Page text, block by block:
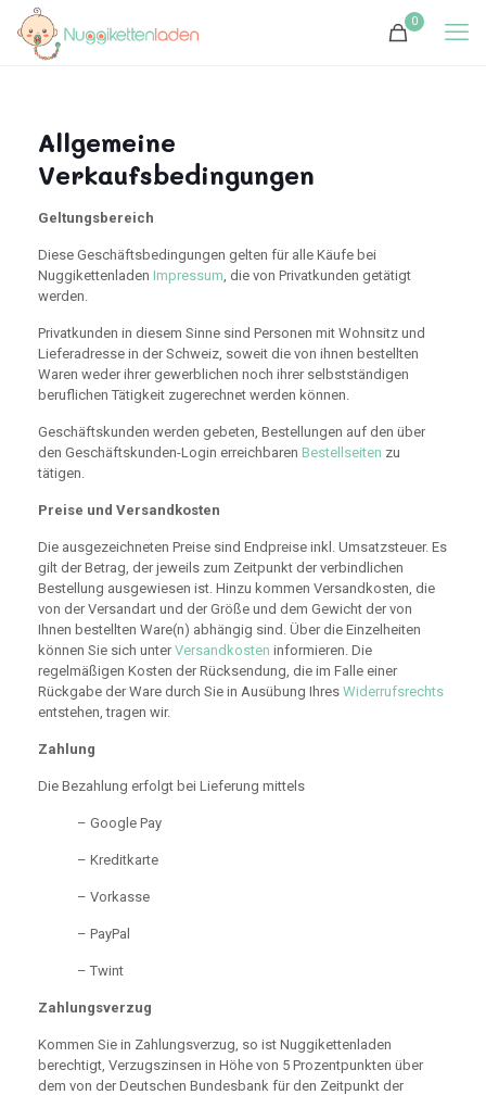
0
Allgemeine
Verkaufsbedingungen
Geltungsbereich
Diese Geschäftsbedingungen gelten für alle Käufe bei
Nuggikettenladen Impressum, die von Privatkunden getätigt
werden.
Privatkunden in diesem Sinne sind Personen mit Wohnsitz und
Lieferadresse in der Schweiz, soweit die von ihnen bestellten
Waren weder ihrer gewerblichen noch ihrer selbstständigen
beruflichen Tätigkeit zugerechnet werden können.
Geschäftskunden werden gebeten, Bestellungen auf den über
den Geschäftskunden-Login erreichbaren Bestellseiten zu
tätigen.
Preise und Versandkosten
Die ausgezeichneten Preise sind Endpreise inkl. Umsatzsteuer. Es
gilt der Betrag, der jeweils zum Zeitpunkt der verbindlichen
Bestellung ausgewiesen ist. Hinzu kommen Versandkosten, die
von der Versandart und der Größe und dem Gewicht der von
Ihnen bestellten Ware(n) abhängig sind. Über die Einzelheiten
können Sie sich unterVersandkosten informieren. Die
regelmäßigen Kosten der Rücksendung, die im Falle einer
Rückgabe der Ware durch Sie in Ausübung Ihres Widerrufsrechts
entstehen, tragen wir.
Zahlung
Die Bezahlung erfolgt bei Lieferung mittels
– Google Pay
– Kreditkarte
– Vorkasse
– PayPal
– Twint
Zahlungsverzug
Kommen Sie in Zahlungsverzug, so ist Nuggikettenladen
berechtigt, Verzugszinsen in Höhe von 5 Prozentpunkten über
dem von der Deutschen Bundesbank für den Zeitpunkt der